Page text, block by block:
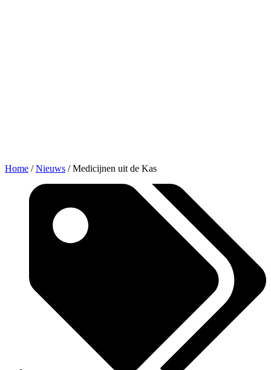
Home /Nieuws /Medicijnen uit de Kas